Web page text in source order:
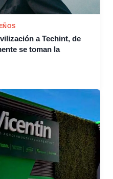
a Techint, de
se toman la